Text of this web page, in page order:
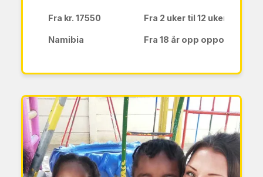
Fra kr. 17550 Fra 2 uker til 12 uker
Namibia Fra 18 år opp oppover